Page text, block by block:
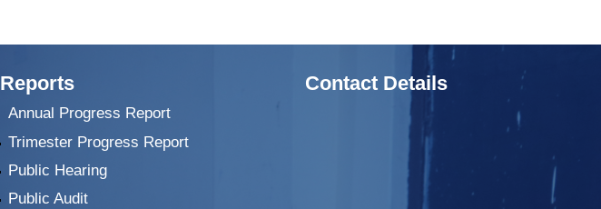
Reports
Annual Progress Report
Trimester Progress Report
Public Hearing
Public Audit
Contact Details